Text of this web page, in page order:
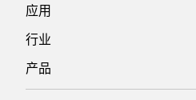
应用
行业
产品